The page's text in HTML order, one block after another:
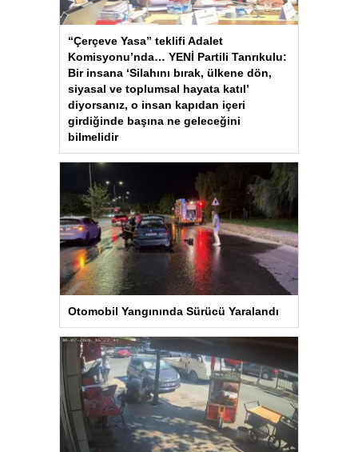
“Çerçeve Yasa” teklifi Adalet
Komisyonu’nda… YENİ Partili Tanrıkulu:
Bir insana ‘Silahını bırak, ülkene dön,
siyasal ve toplumsal hayata katıl’
diyorsanız, o insan kapıdan içeri
girdiğinde başına ne geleceğini
bilmelidir
Otomobil Yangınında Sürücü Yaralandı